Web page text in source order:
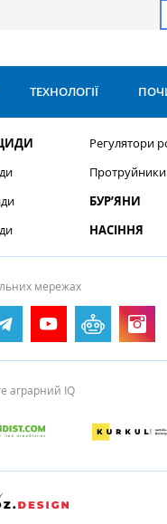
ТЕХНОЛОГІЇ
Регулятори
Протруйники
БУР’ЯНИ
НАСІННЯ
мережах
аграрний IQ